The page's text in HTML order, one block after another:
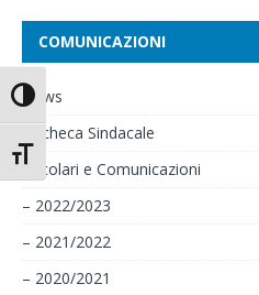
Attiva/disattiva alto contrasto
Attiva/disattiva dimensione testo
COMUNICAZIONI
News
Bacheca Sindacale
Circolari e Comunicazioni
– 2022/2023
– 2021/2022
– 2020/2021